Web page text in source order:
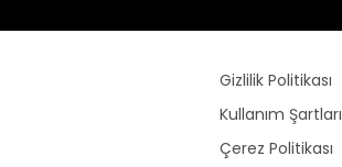
Gizlilik Politikası
Kullanım Şartları
Çerez Politikası